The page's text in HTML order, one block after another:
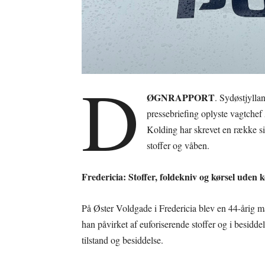
D ØGNRAPPORT.
pressebriefing oplyste
Kolding har skrevet en række
stoffer og våben.
Fredericia: Stoffer, foldekniv og kørsel uden
På Øster Voldgade i Fredericia blev en 44-årig
han påvirket af euforiserende stoffer og i
tilstand og besiddelse.